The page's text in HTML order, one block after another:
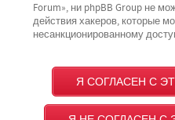
Forum», ни phpBB Group не
действия хакеров, которые
несанкционированному